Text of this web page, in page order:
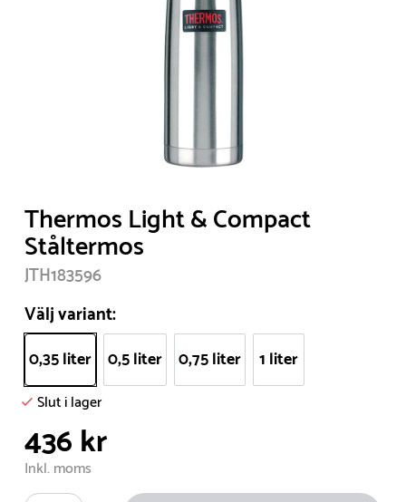
Item
of
1
Thermos Light & Compact
Ståltermos
JTH183596
Välj variant:
0,35 liter 0,5 liter 0,75 liter 1 liter
Slut i lager
436 kr
Inkl. moms